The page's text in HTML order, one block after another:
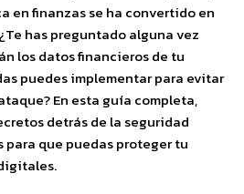
en finanzas se ha convertido en
has preguntado alguna vez
los datos financieros de tu
puedes implementar para evitar
En esta guía completa,
detrás de la seguridad
que puedas proteger tu